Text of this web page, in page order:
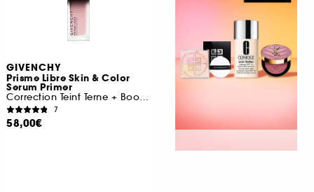
GIVENCHY
Prisme Libre Skin & Color
Serum Primer
Correction Teint Terne + Booster Eclat
7
58,00€